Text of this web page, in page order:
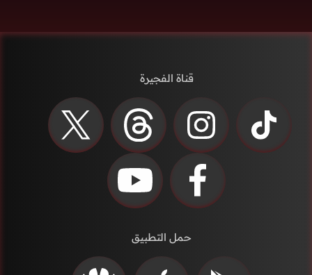
قناة الفجيرة
حمل التطبيق